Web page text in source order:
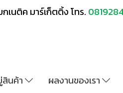
เนติค มาร์เก็ตติ้ง โทร.
สินค้า ผลงานของเรา